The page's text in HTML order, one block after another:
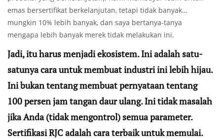
emas bersertifikat berkelanjutan, tetapi tidak banyak…
mungkin 10% lebih banyak, dan saya bertanya-tanya
mengapa lebih banyak merek tidak melakukan ini.
Jadi, itu harus menjadi ekosistem. Ini adalah satu-
satunya cara untuk membuat industri ini lebih hijau.
Ini bukan tentang membuat pernyataan tentang
100 persen jam tangan daur ulang. Ini tidak masalah
jika Anda (tidak mengontrol) semua parameter.
Sertifikasi RJC adalah cara terbaik untuk memulai.